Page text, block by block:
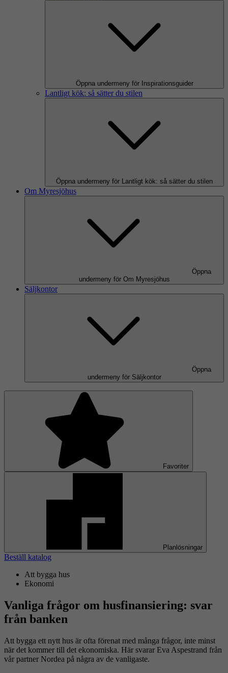
Öppna undermeny för Inspirationsguider
Lantligt kök: så sätter du stilen
Öppna undermeny för Lantligt kök: så sätter du stilen
Om Myresjöhus
Öppna
undermeny för Om Myresjöhus
Säljkontor
Öppna
undermeny för Säljkontor
Favoriter
Planlösningar
Beställ katalog
Att bygga hus
Ekonomi
Vanliga frågor om husfinansiering: svar
från banken
Att bygga ett nytt hus är ofta förenat med många frågor, inte minst
när det kommer till det ekonomiska. Här svarar Eva Aspestrand från
vår partner Nordea på några av de vanligaste.